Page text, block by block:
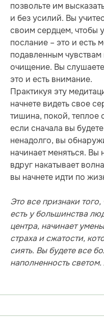
позвольте им
и без усилий. Вы
своим сердцем, чтобы
послание – это и есть
подавленным чувствам
очищение. Вы
это и есть внимание.
Практикуя эту
начнете видеть свое
тишина, покой, теплое
если сначала вы
ненадолго, вы
начинает меняться. Вы
вдруг накатывает
вы начнете идти по
Это все признаки
есть у большинства
центра, начинает
страха и сжатости,
сиять. Вы будете все
наполненность